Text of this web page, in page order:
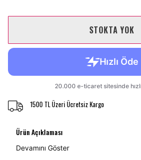
STOKTA YOK
1500 TL Üzeri Ücretsiz Kargo
Ürün Açıklaması
Devamını Göster